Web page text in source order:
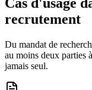
recrutement
Du mandat de
au moins deux parties
jamais seul.